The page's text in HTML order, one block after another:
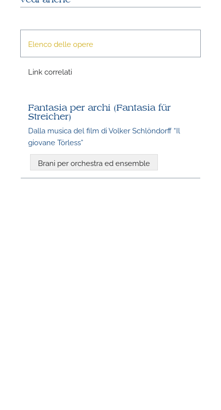
Elenco delle opere
Link correlati
Fantasia per archi (Fantasia für
Streicher)
Dalla musica del film di Volker Schlöndorff “Il
giovane Törless”
Brani per orchestra ed ensemble